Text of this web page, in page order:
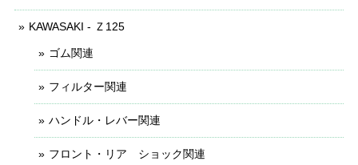
KAWASAKI - Ｚ125
ゴム関連
フィルター関連
ハンドル・レバー関連
フロント・リア ショック関連